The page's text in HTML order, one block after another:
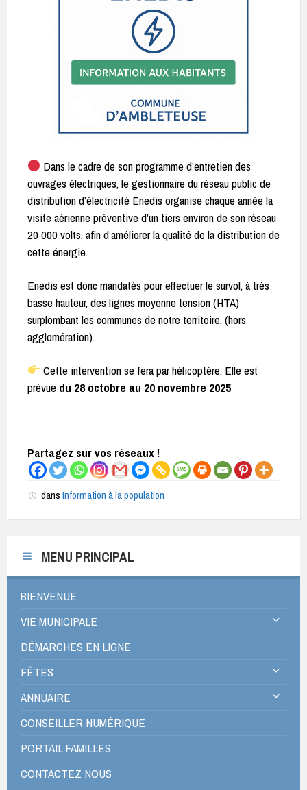
Dans le cadre de son programme d’entretien des
ouvrages électriques, le gestionnaire du réseau public de
distribution d’électricité Enedis organise chaque année la
visite aérienne préventive d’un tiers environ de son réseau
20 000 volts, afin d’améliorer la qualité de la distribution de
cette énergie.
Enedis est donc mandatés pour effectuer le survol, à très
basse hauteur, des lignes moyenne tension (HTA)
surplombant les communes de notre territoire. (hors
agglomération).
Cette intervention se fera par hélicoptère. Elle est
prévue du 28 octobre au 20 novembre 2025
Partagez sur vos réseaux !
dans Information à la population
MENU PRINCIPAL
BIENVENUE
VIE MUNICIPALE
DÉMARCHES EN LIGNE
FÊTES
ANNUAIRE
CONSEILLER NUMÉRIQUE
PORTAIL FAMILLES
CONTACTEZ NOUS